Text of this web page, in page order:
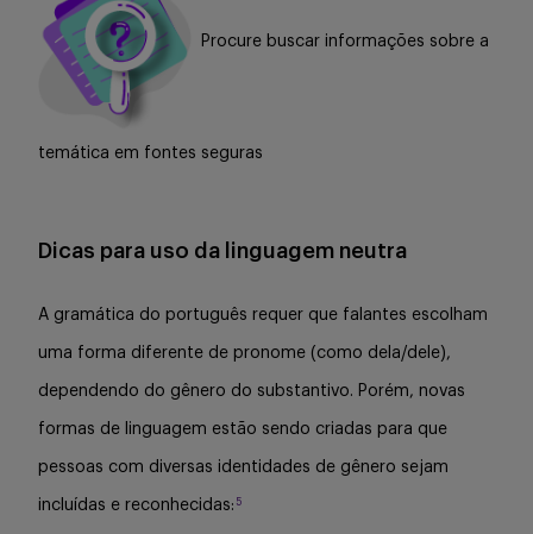
Procure buscar informações sobre a
temática em fontes seguras
Dicas para uso da linguagem neutra
A gramática do português requer que falantes escolham
uma forma diferente de pronome (como dela/dele),
dependendo do gênero do substantivo. Porém, novas
formas de linguagem estão sendo criadas para que
pessoas com diversas identidades de gênero sejam
incluídas e reconhecidas: 5